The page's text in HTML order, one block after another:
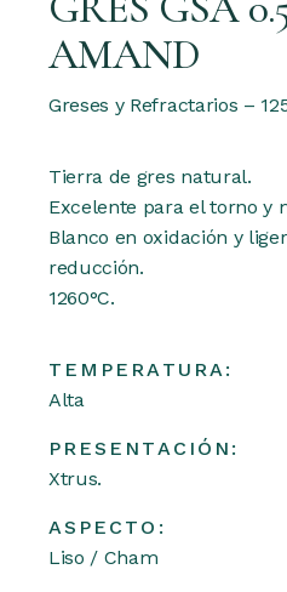
AMAND
Greses y Refractarios –
Tierra de gres natural.
Excelente para el torno y
Blanco en oxidación y
reducción.
1260°C.
TEMPERATURA:
Alta
PRESENTACIÓN:
Xtrus.
ASPECTO:
Liso / Cham